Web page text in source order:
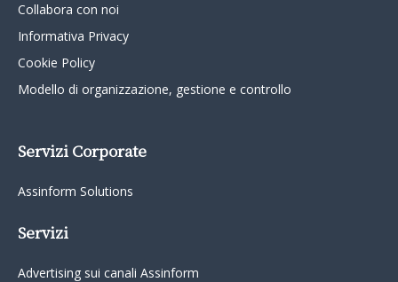
Collabora con noi
Informativa Privacy
Cookie Policy
Modello di organizzazione, gestione e controllo
Servizi Corporate
Assinform Solutions
Servizi
Advertising sui canali Assinform